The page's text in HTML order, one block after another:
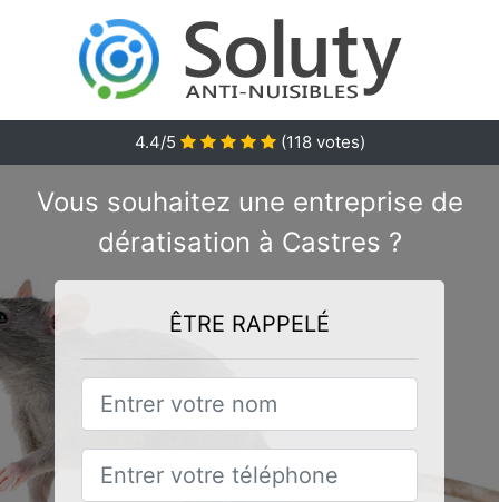
4.4/5 (118votes)
Vous souhaitez une entreprise de
dératisation à Castres ?
ÊTRE RAPPELÉ